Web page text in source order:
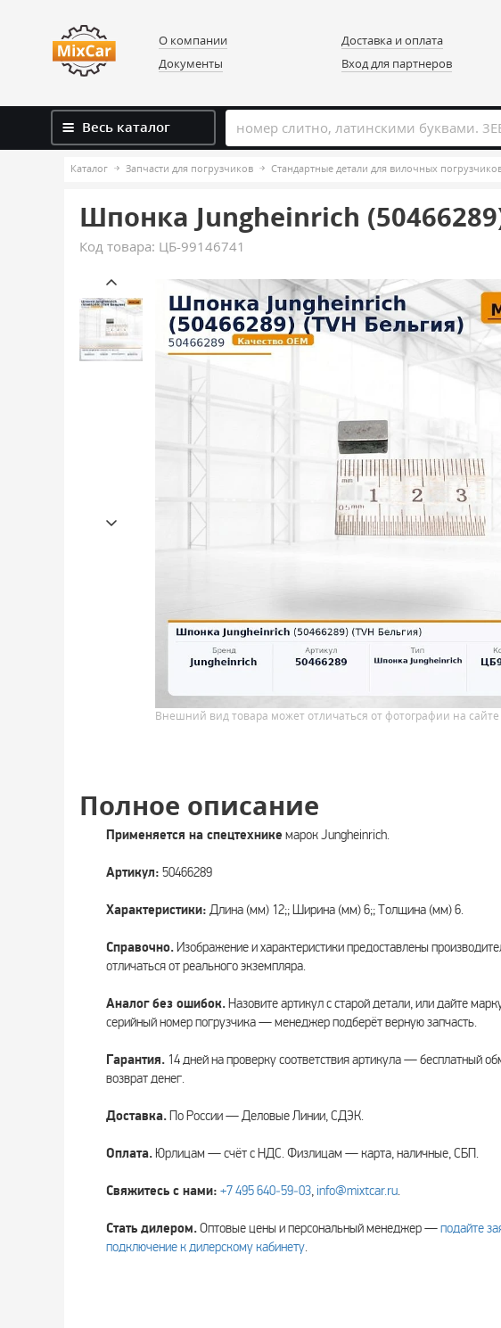
О компании
Документы
Доставка и оплата
Вход для партнеров
Весь каталог
Каталог Запчасти для погрузчиков Стандартные детали для вилочных
Шпонка Jungheinrich
Код товара: ЦБ-99146741
Внешний вид товара может отличаться от фотографии на сайте
Полное описание
Применяется на спецтехнике марок Jungheinrich.
Артикул: 50466289
Характеристики: Длина (мм) 12;; Ширина (мм) 6;; Толщина (мм) 6.
Справочно.Изображение и характеристики предоставлены
отличаться от реального экземпляра.
Аналог без ошибок.Назовите артикул с старой детали, или дайте
серийный номер погрузчика — менеджер подберёт верную запчасть.
Гарантия. 14 дней на проверку соответствия артикула — бесплатный
возврат денег.
Доставка.По России — Деловые Линии, СДЭК.
Оплата. Юрлицам — счёт с НДС. Физлицам — карта, наличные, СБП.
Свяжитесь с нами: +7 495 640‑59‑03, info@mixtcar.ru.
Стать дилером.Оптовые цены и персональный менеджер —подайте
подключение к дилерскому кабинету.